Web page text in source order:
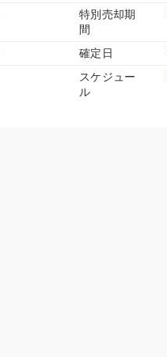
特別売却期
間
確定日
スケジュー
ル